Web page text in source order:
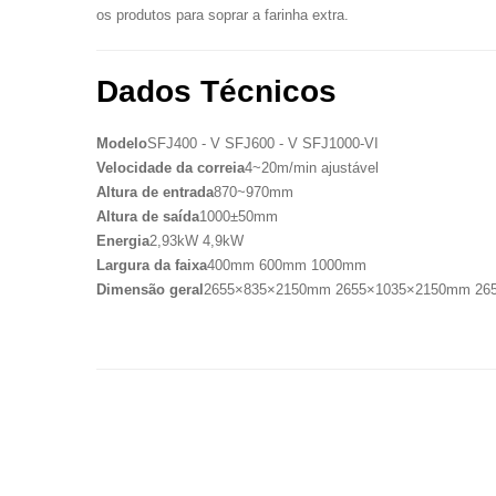
os produtos para soprar a farinha extra.
Dados Técnicos
ModeloSFJ400 - V SFJ600 - V SFJ1000-VI
Velocidade da correia4~20m/min ajustável
Altura de entrada870~970mm
Altura de saída1000±50mm
Energia2,93kW 4,9kW
Largura da faixa400mm 600mm 1000mm
Dimensão geral2655×835×2150mm 2655×1035×2150mm